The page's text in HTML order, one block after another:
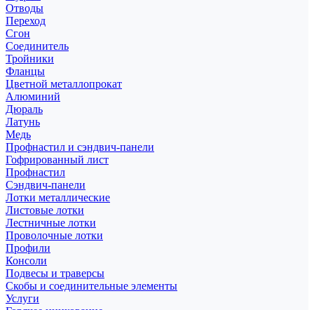
Отводы
Переход
Сгон
Соединитель
Тройники
Фланцы
Цветной металлопрокат
Алюминий
Дюраль
Латунь
Медь
Профнастил и сэндвич-панели
Гофрированный лист
Профнастил
Сэндвич-панели
Лотки металлические
Листовые лотки
Лестничные лотки
Проволочные лотки
Профили
Консоли
Подвесы и траверсы
Скобы и соединительные элементы
Услуги